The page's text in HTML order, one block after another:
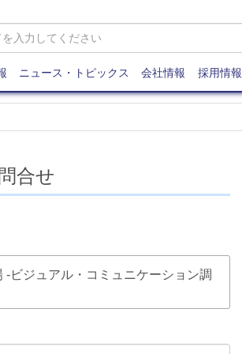
ニュース・トピックス 会社情報 採用情報
合せ
ビジュアル・コミュニケーション調